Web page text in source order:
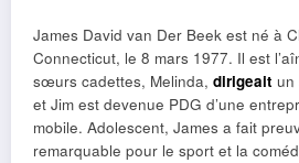
James David van Der Beek est né à
Connecticut, le 8 mars 1977. Il est
sœurs cadettes, Melinda, dirigeait un
et Jim est devenue PDG d’une
mobile. Adolescent, James a fait
remarquable pour le sport et la